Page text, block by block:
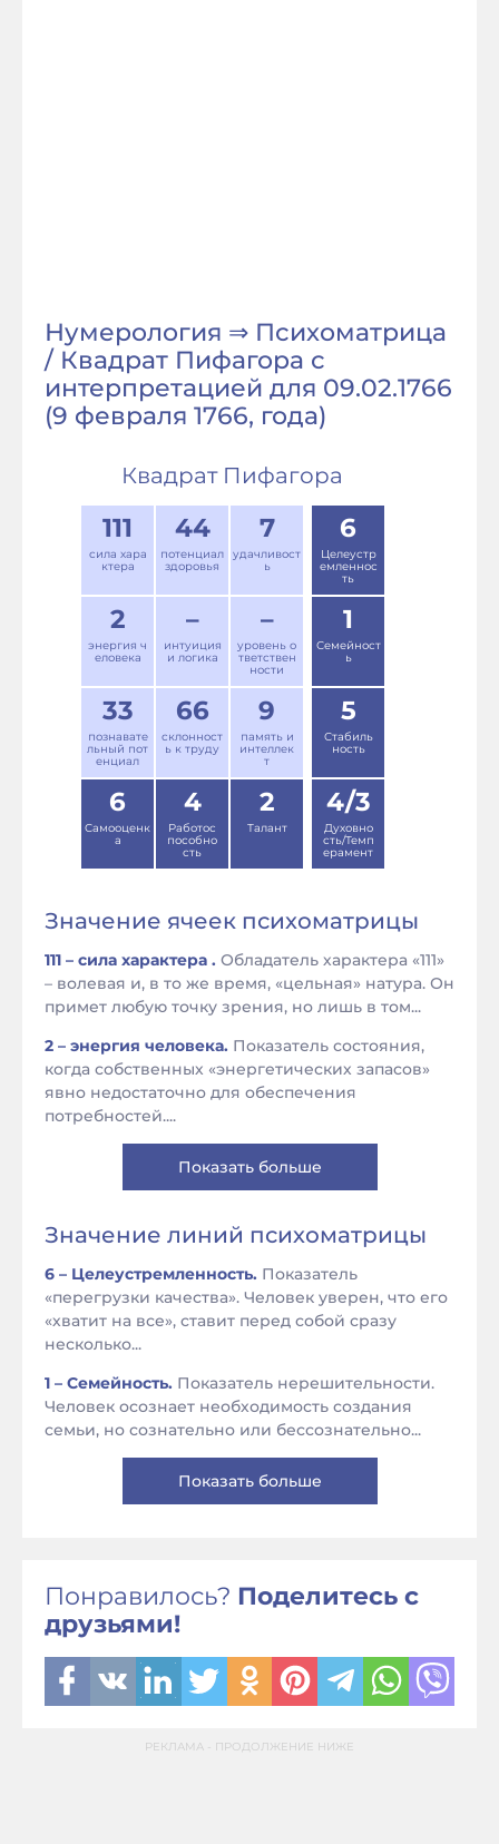
Нумерология ⇒ Психоматрица
/ Квадрат Пифагора с
интерпретацией для 09.02.1766
(9 февраля 1766, года)
Квадрат Пифагора
111
сила хара
ктера
44
потенциал
здоровья
7
удачливост
ь
2
энергия ч
еловека
–
интуиция
и логика
–
уровень о
тветствен
ности
33
познавате
льный пот
енциал
66
склонност
ь к труду
9
память и
интеллек
т
6
Целеустр
емленнос
ть
1
Семейност
ь
5
Стабиль
ность
6
Самооценк
а
4
Работос
пособно
сть
2
Талант
4/3
Духовно
сть/Темп
ерамент
Значение ячеек психоматрицы
111 – сила характера . Обладатель характера «111»
– волевая и, в то же время, «цельная» натура. Он
примет любую точку зрения, но лишь в том...
2 – энергия человека. Показатель состояния,
когда собственных «энергетических запасов»
явно недостаточно для обеспечения
потребностей....
Показать больше
Значение линий психоматрицы
6 – Целеустремленность. Показатель
«перегрузки качества». Человек уверен, что его
«хватит на все», ставит перед собой сразу
несколько...
1 – Семейность. Показатель нерешительности.
Человек осознает необходимость создания
семьи, но сознательно или бессознательно...
Показать больше
Понравилось? Поделитесь с
друзьями!
РЕКЛАМА - ПРОДОЛЖЕНИЕ НИЖЕ